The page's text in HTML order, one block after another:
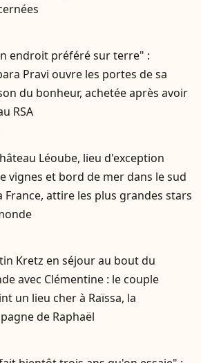
endroit préféré sur terre" :
Pravi ouvre les portes de sa
du bonheur, achetée après avoir
RSA
Léoube, lieu d'exception
vignes et bord de mer dans le sud
France, attire les plus grandes stars
Kretz en séjour au bout du
avec Clémentine : le couple
un lieu cher à Raïssa, la
de Raphaël